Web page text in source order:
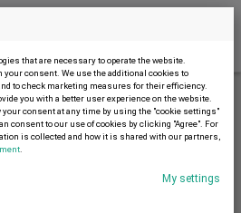
Motors Motor
that are necessary to operate the website.
consent. We use the additional cookies to
to check marketing measures for their efficiency.
you with a better user experience on the website.
your consent at any time by using the "cookie settings"
consent to our use of cookies by clicking "Agree". For
is collected and how it is shared with our partners,
My settings